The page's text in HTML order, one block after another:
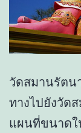
วัดสมานรัตน
ทางไปยังวัด
แผนที่ขนาด